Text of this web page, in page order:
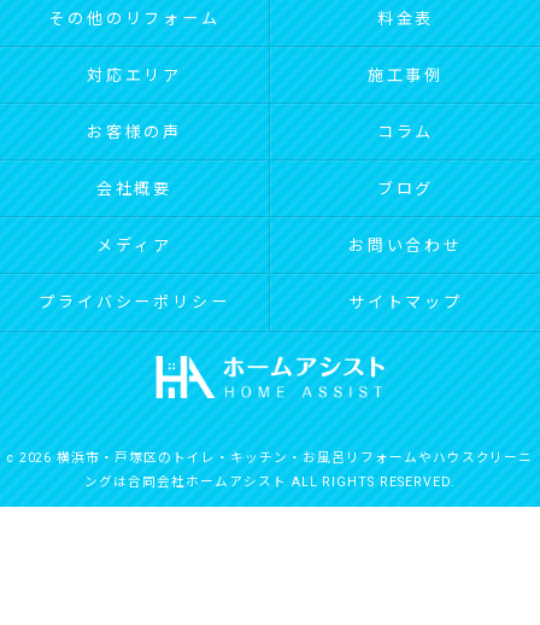
その他のリフォーム 料金表
対応エリア 施工事例
お客様の声 コラム
会社概要 ブログ
メディア お問い合わせ
プライバシーポリシー サイトマップ
c 2026 横浜市・戸塚区のトイレ・キッチン・お風呂リフォームやハウスクリーニ
ングは合同会社ホームアシスト ALL RIGHTS RESERVED.